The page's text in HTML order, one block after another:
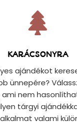
KARÁCSONYRA
ajándékot
ünnepére?
nem
tárgyi
valami